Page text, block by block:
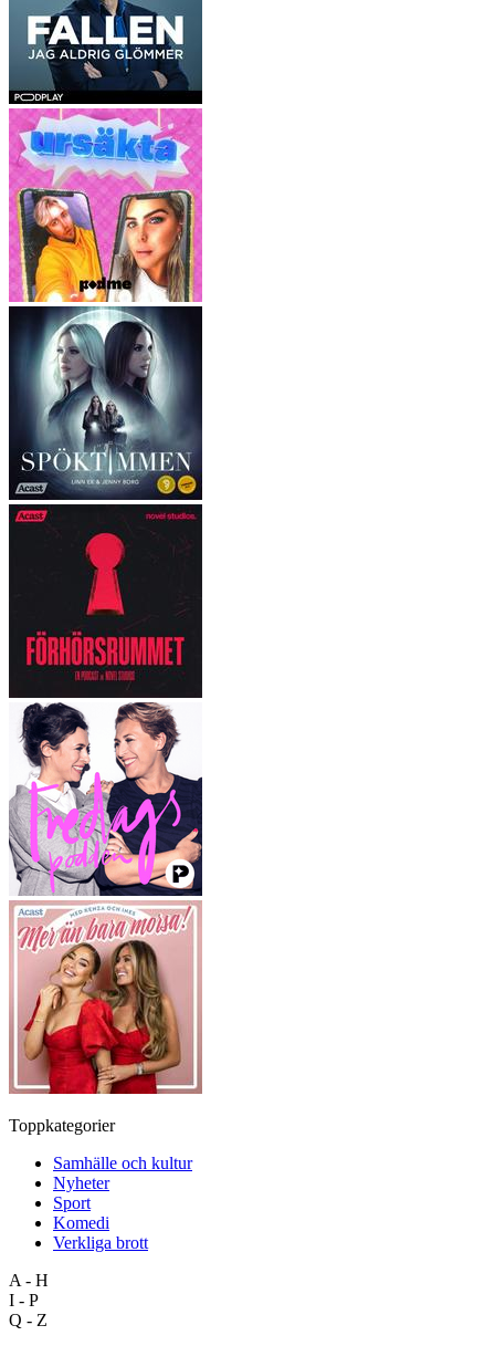
Toppkategorier
Samhälle och kultur
Nyheter
Sport
Komedi
Verkliga brott
A - H
I - P
Q - Z